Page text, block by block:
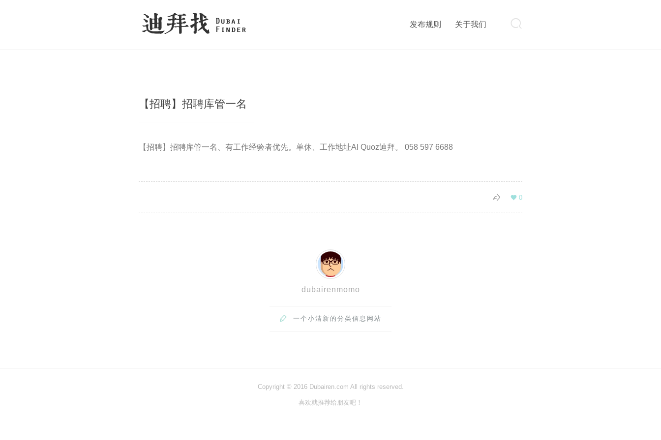

发布规则 关于我们
【招聘】招聘库管一名
【招聘】招聘库管一名、有工作经验者优先。单休、工作地址Al Quoz迪拜。 058 597 6688
 0

dubairenmomo
 一个小清新的分类信息网站
Copyright © 2016 Dubairen.com All rights reserved.
喜欢就推荐给朋友吧！